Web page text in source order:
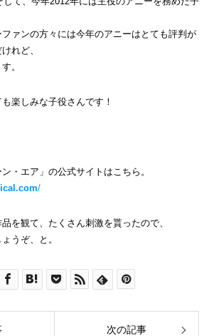
ァンの方々には今年のアニーはとても評判が
れど、
。
楽しみな子役さんです！
・エア」の公式サイトはこちら。
/
を観て、たくさん刺激を貰ったので、
うぞ、と。
次の記事